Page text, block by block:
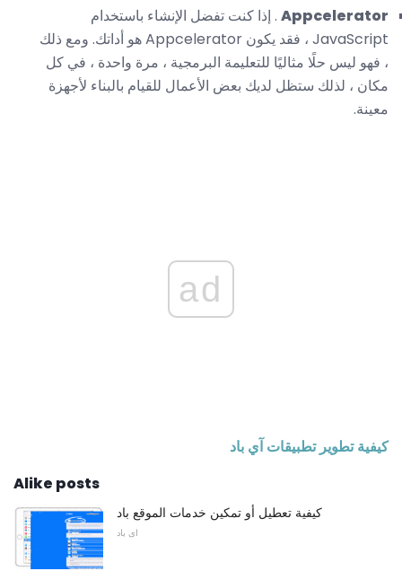
Appcelerator . إذا كنت تفضل الإنشاء باستخدام
JavaScript ، فقد يكون Appcelerator هو أداتك. ومع ذلك
، فهو ليس حلًا مثاليًا للتعليمة البرمجية ، مرة واحدة ، في كل
مكان ، لذلك ستظل لديك بعض الأعمال للقيام بالبناء لأجهزة
معينة.
ad
كيفية تطوير تطبيقات آي باد
Alike posts
كيفية تعطيل أو تمكين خدمات الموقع باد
اى باد